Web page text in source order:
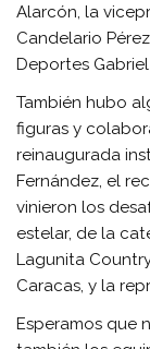
Alarcón, la
Candelario
Deportes
También hubo
figuras y
reinaugurada
Fernández, el
vinieron los
estelar, de la
Lagunita
Caracas, y la
Esperamos que